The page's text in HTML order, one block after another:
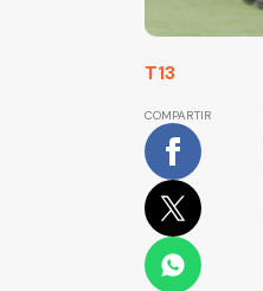
T13
COMPARTIR